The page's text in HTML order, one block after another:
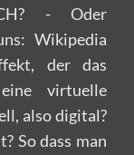
- Oder
Wikipedia
der das
virtuelle
also digital?
So dass man